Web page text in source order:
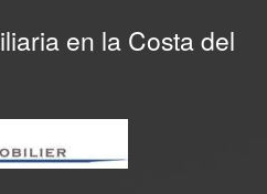
en la Costa del